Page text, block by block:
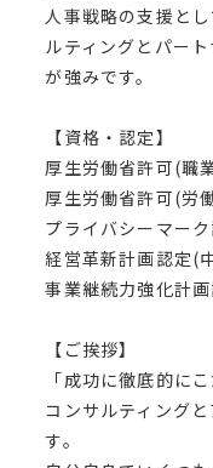
人事戦略の支援と
ルティングとパー
が強みです。
【資格・認定】
厚生労働省許可(職
厚生労働省許可(労
プライバシーマー
経営革新計画認定(
事業継続力強化計
【ご挨拶】
「成功に徹底的にこ
コンサルティング
す。